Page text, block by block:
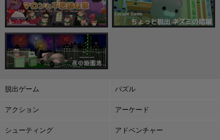
脱出ゲーム パズル
アクション アーケード
シューティング アドベンチャー